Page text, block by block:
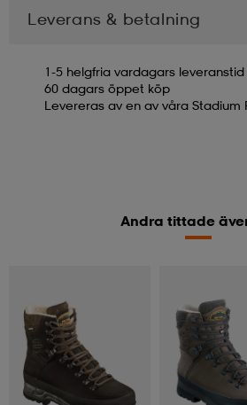
Leverans & betalning
1-5 helgfria vardagars leveranstid
60 dagars öppet köp
Levereras av en av våra Stadium
Andra tittade